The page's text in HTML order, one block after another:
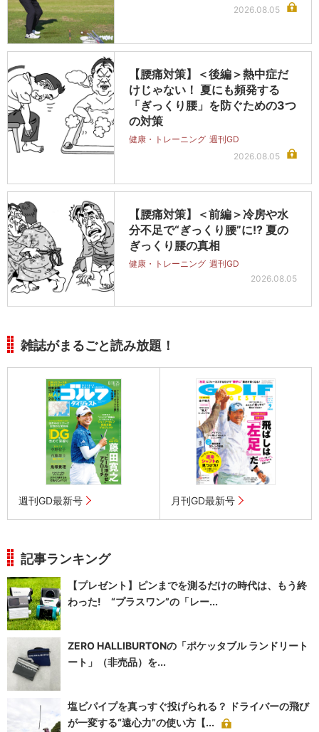
2026.08.05
【腰痛対策】＜後編＞熱中症だ
けじゃない！ 夏にも頻発する
「ぎっくり腰」を防ぐための3つ
の対策
健康・トレーニング 週刊GD
2026.08.05
【腰痛対策】＜前編＞冷房や水
分不足で“ぎっくり腰”に!? 夏の
ぎっくり腰の真相
健康・トレーニング 週刊GD
2026.08.05
雑誌がまるごと読み放題！
週刊GD最新号 月刊GD最新号
記事ランキング
【プレゼント】ピンまでを測るだけの時代は、もう終
わった! “プラスワン”の「レー...
ZERO HALLIBURTONの「ポケッタブル ランドリート
ート」（非売品）を...
塩ビパイプを真っすぐ投げられる？ ドライバーの飛び
が一変する“遠心力”の使い方【...